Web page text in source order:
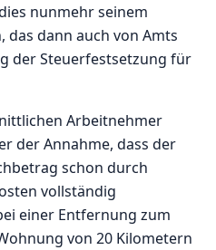
nunmehr seinem
das dann auch von Amts
der Steuerfestsetzung für
Arbeitnehmer
der Annahme, dass der
schon durch
vollständig
einer Entfernung zum
von 20 Kilometern